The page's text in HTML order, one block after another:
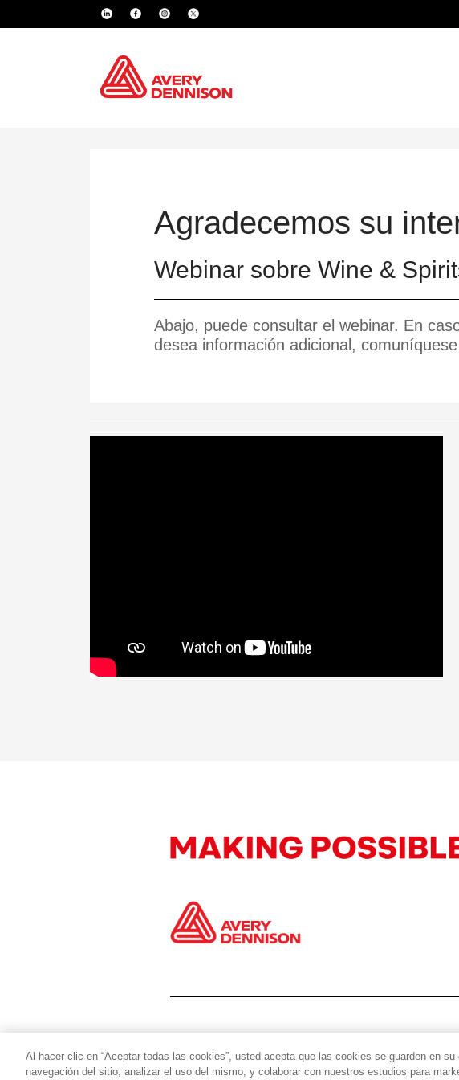
Agradecemos su
Webinar sobre Wine &
Abajo, puede consultar el webinar. En
desea información adicional,
Al hacer clic en “Aceptar todas las cookies”, usted acepta que las cookies se guarden en
navegación del sitio, analizar el uso del mismo, y colaborar con nuestros estudios para